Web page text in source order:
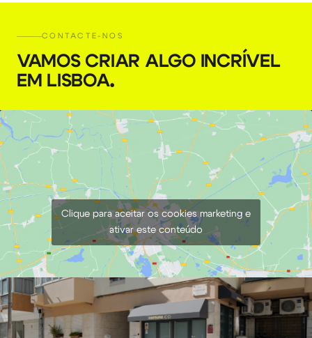
CONTACTE-NOS
VAMOS CRIAR ALGO INCRÍVEL
EM LISBOA.
Clique para aceitar os cookies marketing e
ativar este conteúdo